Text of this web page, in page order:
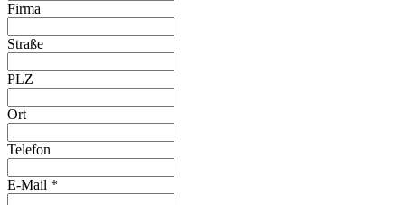
Firma
Straße
PLZ
Ort
Telefon
E-Mail *